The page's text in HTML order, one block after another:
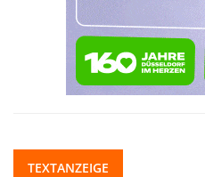
TEXTANZEIGE